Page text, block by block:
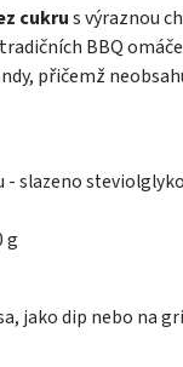
cukrus výraznou
BBQ
přičemž
- slazeno
g
jako dip nebo na